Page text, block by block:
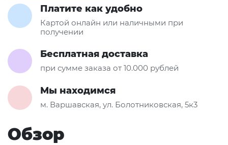
Платите как удобно
Картой онлайн или наличными при
получении
Бесплатная доставка
при сумме заказа от 10.000 рублей
Мы находимся
м. Варшавская, ул. Болотниковская, 5к3
Обзор